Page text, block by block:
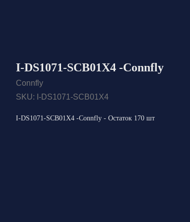
I-DS1071-SCB01X4 -Connfly
Connfly
SKU: I-DS1071-SCB01X4
I-DS1071-SCB01X4 -Connfly - Остаток 170 шт